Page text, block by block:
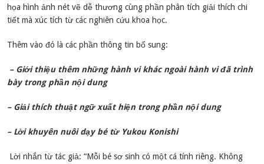
họa hình ảnh nét vẽ dễ thương cùng phần phân tích giải thích chi
tiết mà xúc tích từ các nghiên cứu khoa học.
Thêm vào đó là các phần thông tin bổ sung:
– Giới thiệu thêm những hành vi khác ngoài hành vi đã trình
bày trong phần nội dung
– Giải thích thuật ngữ xuất hiện trong phần nội dung
– Lời khuyên nuôi dạy bé từ Yukou Konishi
Lời nhắn từ tác giả: “Mỗi bé sơ sinh có một cá tính riêng. Không